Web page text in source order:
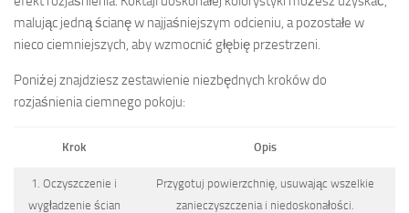
malując jedną ścianę w najjaśniejszym odcieniu, a pozostałe w
nieco ciemniejszych, aby wzmocnić głębię przestrzeni.
Poniżej znajdziesz zestawienie niezbędnych kroków do
rozjaśnienia ciemnego pokoju:
Krok Opis
1. Oczyszczenie i
wygładzenie ścian
Przygotuj powierzchnię, usuwając wszelkie
zanieczyszczenia i niedoskonałości.